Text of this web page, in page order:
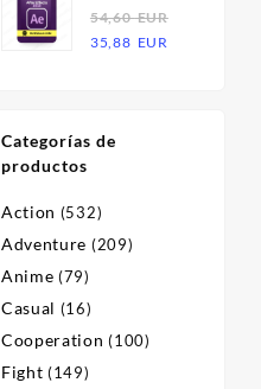
era:
54,60
es:
21,36
Effects 2023
| Licencia
54,60EUR
El
54,60
35,88 EUR
Categorías de
productos
Action (532)
Adventure (209)
Anime (79)
Casual (16)
Cooperation (100)
Fight (149)